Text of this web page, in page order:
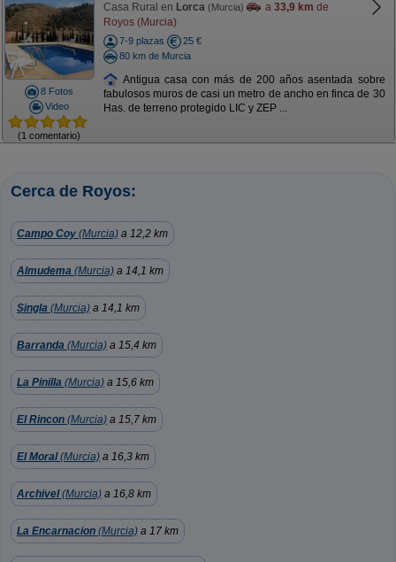
8 Fotos
Video
(1 comentario)
Casa Rural en Lorca (Murcia) a 33,9 km de
Royos (Murcia)
7-9 plazas
25 €
80 km de Murcia
Antigua casa con más de 200 años asentada sobre
fabulosos muros de casi un metro de ancho en finca de 30
Has. de terreno protegido LIC y ZEP ...
Cerca de Royos:
Campo Coy (Murcia) a 12,2 km
Almudema (Murcia) a 14,1 km
Singla (Murcia) a 14,1 km
Barranda (Murcia) a 15,4 km
La Pinilla (Murcia) a 15,6 km
El Rincon (Murcia) a 15,7 km
El Moral(Murcia) a 16,3 km
Archivel(Murcia) a 16,8 km
La Encarnacion (Murcia) a 17 km